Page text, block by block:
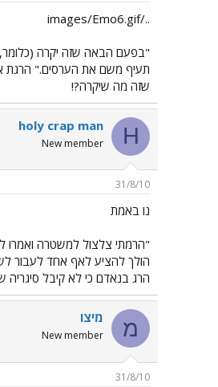
../images/Emo6.gif
"בפעם הבאה שזה יקרה
תעיף משם את הערסים." הרגת
שזה מה שיקרה?!
H
holy crap man
New member
31/8/10
נו באמת
"הרמתי צלצול למשטרה ואמרו
הרג בנאדם כי לא קיבל סיגריה
מ מיצו
New member
31/8/10